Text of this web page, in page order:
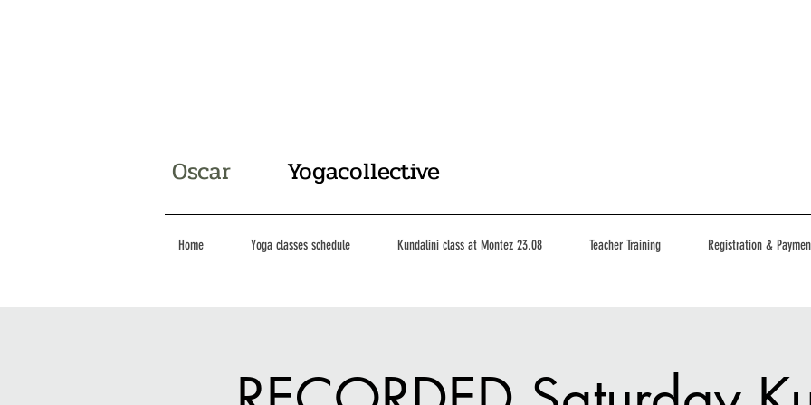
Oscar Yogacollective
Home Yoga classes schedule Kundalini class at Montez 23.08 Teacher Training Registration &